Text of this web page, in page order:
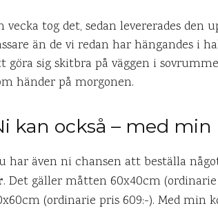
vecka tog det, sedan levererades den
än de vi redan har hängandes i
göra sig skitbra på väggen i
händer på morgonen.
kan också – med
har även ni chansen att beställa
. Det gäller måtten 60x40cm
(ordinarie pris 609:-). Med min